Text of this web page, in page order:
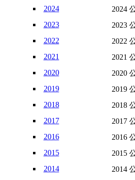
2024
2024
2023
2023
2022
2022
2021
2021
2020
2020
2019
2019
2018
2018
2017
2017
2016
2016
2015
2015
2014
2014